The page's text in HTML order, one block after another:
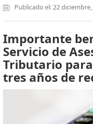
Publicado el: 22
Importante
Servicio de
Tributario
tres años de